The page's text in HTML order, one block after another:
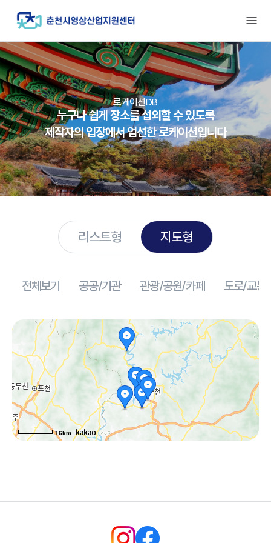
로케이션DB
누구나 쉽게 장소를 섭외할 수 있도록
제작자의 입장에서 엄선한 로케이션입니다
리스트형 지도형
전체보기 공공/기관 관광/공원/카페 도로/교통
16km